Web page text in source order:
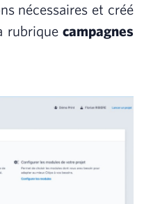
nécessaires et créé
rubrique campagnes